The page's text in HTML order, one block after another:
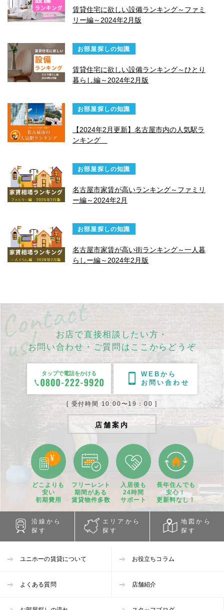
賃貸住宅に欲しい設備ランキング～ファミ
リー編～2024年2月版
お部屋探しの知識
賃貸住宅に欲しい設備ランキング～ひとり
暮らし編～2024年2月版
お部屋探しの知識
【2024年2月更新】名古屋市内の人気駅ラ
ンキング
お部屋探しの知識
名古屋市家賃が高いランキング～ファミリ
ー編～2024年2月
お部屋探しの知識
名古屋市家賃が高い街ランキング～一人暮
らしー編～2024年2月版
お店で直接相談したい方・
お問い合わせ・ご質問はここからどうぞ
タップで電話をかける
WEBから
お問い合わせ
[ 受付時間 10:00〜19：00 ]
店舗案内
どこよりも
安い
初期費用
フリーレント
期間がある
賃貸物件多数
入居後も
24時間
サポート
長年住んでも
安心！
更新料なし！
沿線から
探す
エリアから
探す
地図から
探す
ユニホーの賃貸について お役立ちコラム
よくある質問 店舗紹介